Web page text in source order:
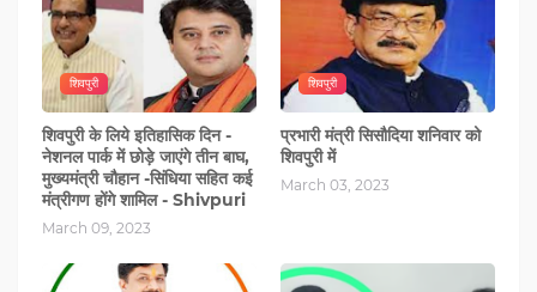
शिवपुरी
शिवपुरी के लिये इतिहासिक दिन -
नेशनल पार्क में छोड़े जाएंगे तीन बाघ,
मुख्यमंत्री चौहान -सिंधिया सहित कई
मंत्रीगण होंगे शामिल - Shivpuri
March 09, 2023
शिवपुरी
प्रभारी मंत्री सिसौदिया शनिवार को
शिवपुरी में
March 03, 2023